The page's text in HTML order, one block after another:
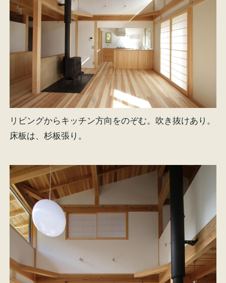
リビングからキッチン方向をのぞむ。吹き抜けあり。
床板は、杉板張り。